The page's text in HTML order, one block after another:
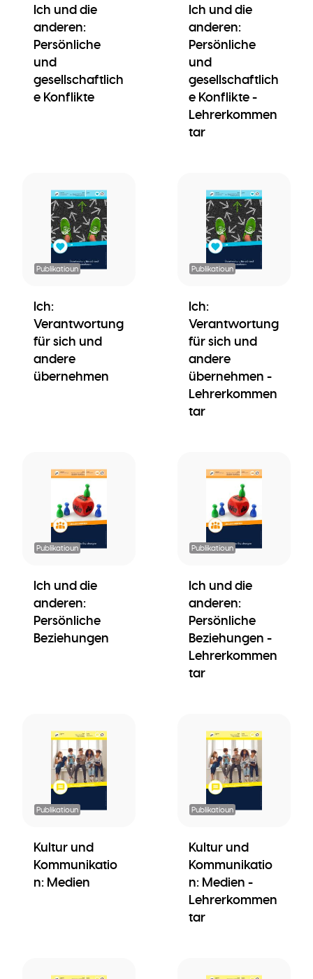
Ich und die
anderen:
Persönliche
und
gesellschaftlich
e Konflikte
Ich und die
anderen:
Persönliche
und
gesellschaftlich
e Konflikte -
Lehrerkommen
tar
Publikatioun
Ich:
Verantwortung
für sich und
andere
übernehmen
Publikatioun
Ich:
Verantwortung
für sich und
andere
übernehmen -
Lehrerkommen
tar
Publikatioun
Ich und die
anderen:
Persönliche
Beziehungen
Publikatioun
Ich und die
anderen:
Persönliche
Beziehungen -
Lehrerkommen
tar
Publikatioun
Kultur und
Kommunikatio
n: Medien
Publikatioun
Kultur und
Kommunikatio
n: Medien -
Lehrerkommen
tar